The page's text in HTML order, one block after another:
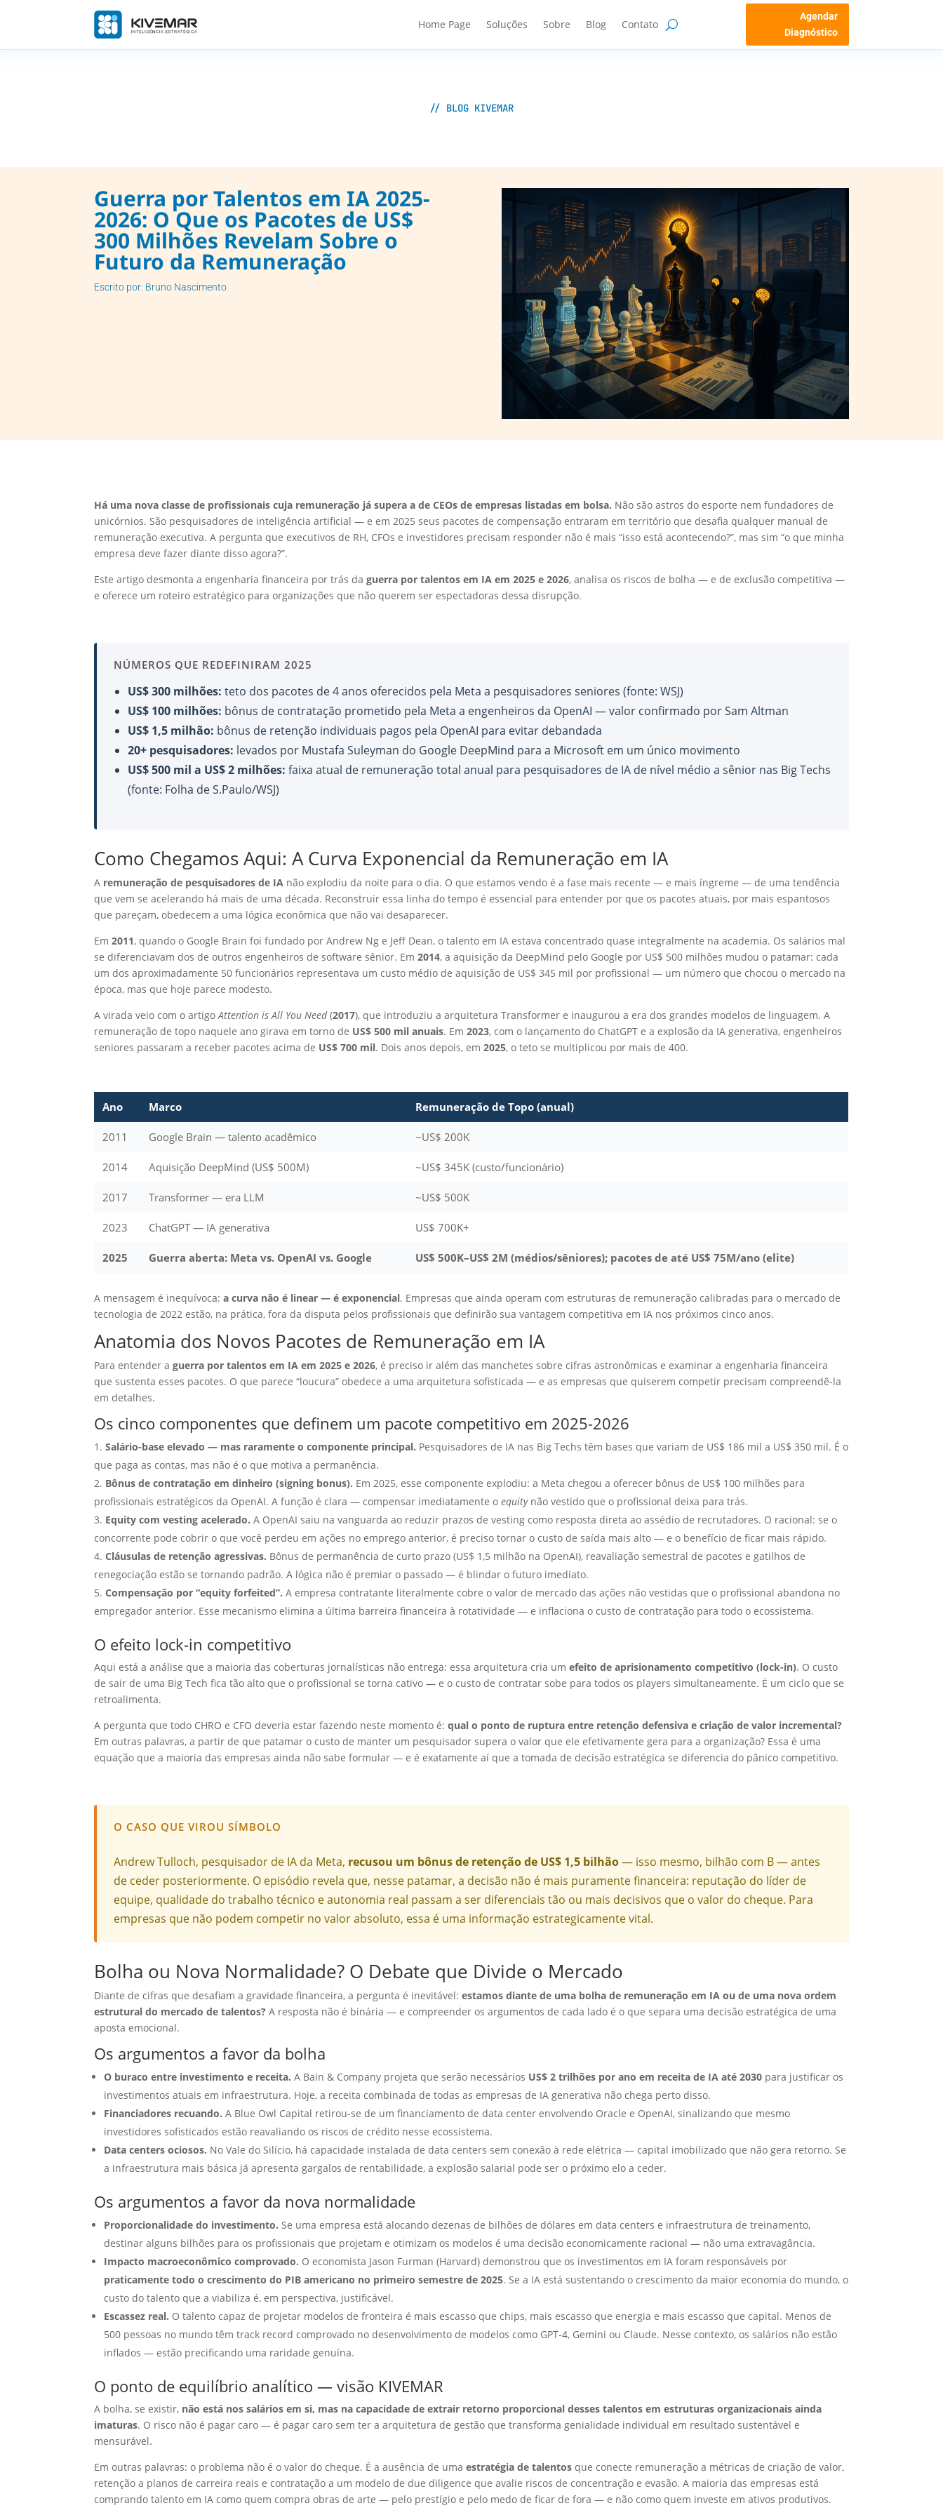
Home Page Soluções Sobre Blog Contato
Agendar
Diagnóstico
// BLOG KIVEMAR
Guerra por Talentos em IA 2025-
2026: O Que os Pacotes de US$
300 Milhões Revelam Sobre o
Futuro da Remuneração
Escrito por: Bruno Nascimento
Há uma nova classe de profissionais cuja remuneração já supera a de CEOs de empresas listadas em bolsa. Não são astros do esporte nem fundadores de
unicórnios. São pesquisadores de inteligência artificial — e em 2025 seus pacotes de compensação entraram em território que desafia qualquer manual de
remuneração executiva. A pergunta que executivos de RH, CFOs e investidores precisam responder não é mais “isso está acontecendo?”, mas sim “o que minha
empresa deve fazer diante disso agora?”.
Este artigo desmonta a engenharia financeira por trás daguerra por talentos em IA em 2025 e 2026, analisa os riscos de bolha — e de exclusão competitiva —
e oferece um roteiro estratégico para organizações que não querem ser espectadoras dessa disrupção.
NÚMEROS QUE REDEFINIRAM 2025
US$ 300 milhões: teto dos pacotes de 4 anos oferecidos pela Meta a pesquisadores seniores (fonte: WSJ)
US$ 100 milhões: bônus de contratação prometido pela Meta a engenheiros da OpenAI — valor confirmado por Sam Altman
US$ 1,5 milhão: bônus de retenção individuais pagos pela OpenAI para evitar debandada
20+ pesquisadores: levados por Mustafa Suleyman do Google DeepMind para a Microsoft em um único movimento
US$ 500 mil a US$ 2 milhões: faixa atual de remuneração total anual para pesquisadores de IA de nível médio a sênior nas Big Techs
(fonte: Folha de S.Paulo/WSJ)
Como Chegamos Aqui: A Curva Exponencial da Remuneração em IA
A remuneração de pesquisadores de IA não explodiu da noite para o dia. O que estamos vendo é a fase mais recente — e mais íngreme — de uma tendência
que vem se acelerando há mais de uma década. Reconstruir essa linha do tempo é essencial para entender por que os pacotes atuais, por mais espantosos
que pareçam, obedecem a uma lógica econômica que não vai desaparecer.
Em2011, quando o Google Brain foi fundado por Andrew Ng e Jeff Dean, o talento em IA estava concentrado quase integralmente na academia. Os salários mal
se diferenciavam dos de outros engenheiros de software sênior. Em2014, a aquisição da DeepMind pelo Google por US$ 500 milhões mudou o patamar: cada
um dos aproximadamente 50 funcionários representava um custo médio de aquisição de US$ 345 mil por profissional — um número que chocou o mercado na
época, mas que hoje parece modesto.
A virada veio com o artigoAttention is All You Need(2017), que introduziu a arquitetura Transformer e inaugurou a era dos grandes modelos de linguagem. A
remuneração de topo naquele ano girava em torno de US$ 500 mil anuais. Em2023, com o lançamento do ChatGPT e a explosão da IA generativa, engenheiros
seniores passaram a receber pacotes acima de US$ 700 mil. Dois anos depois, em2025, o teto se multiplicou por mais de 400.
Ano Marco Remuneração de Topo (anual)
2011 Google Brain — talento acadêmico ~US$ 200K
2014 Aquisição DeepMind (US$ 500M) ~US$ 345K (custo/funcionário)
2017 Transformer — era LLM ~US$ 500K
2023 ChatGPT — IA generativa US$ 700K+
2025 Guerra aberta: Meta vs. OpenAI vs. Google US$ 500K–US$ 2M (médios/sêniores); pacotes de até US$ 75M/ano (elite)
A mensagem é inequívoca:a curva não é linear — é exponencial. Empresas que ainda operam com estruturas de remuneração calibradas para o mercado de
tecnologia de 2022 estão, na prática, fora da disputa pelos profissionais que definirão sua vantagem competitiva em IA nos próximos cinco anos.
Anatomia dos Novos Pacotes de Remuneração em IA
Para entender aguerra por talentos em IA em 2025 e 2026, é preciso ir além das manchetes sobre cifras astronômicas e examinar a engenharia financeira
que sustenta esses pacotes. O que parece “loucura” obedece a uma arquitetura sofisticada — e as empresas que quiserem competir precisam compreendê-la
em detalhes.
Os cinco componentes que definem um pacote competitivo em 2025-2026
Salário-base elevado — mas raramente o componente principal. Pesquisadores de IA nas Big Techs têm bases que variam de US$ 186 mil a US$ 350 mil. É o
que paga as contas, mas não é o que motiva a permanência.
Bônus de contratação em dinheiro (signing bonus). Em 2025, esse componente explodiu: a Meta chegou a oferecer bônus de US$ 100 milhões para
profissionais estratégicos da OpenAI. A função é clara — compensar imediatamente oequitynão vestido que o profissional deixa para trás.
Equity com vesting acelerado. A OpenAI saiu na vanguarda ao reduzir prazos de vesting como resposta direta ao assédio de recrutadores. O racional: se o
concorrente pode cobrir o que você perdeu em ações no emprego anterior, é preciso tornar o custo de saída mais alto — e o benefício de ficar mais rápido.
Cláusulas de retenção agressivas. Bônus de permanência de curto prazo (US$ 1,5 milhão na OpenAI), reavaliação semestral de pacotes e gatilhos de
renegociação estão se tornando padrão. A lógica não é premiar o passado — é blindar o futuro imediato.
Compensação por “equity forfeited”. A empresa contratante literalmente cobre o valor de mercado das ações não vestidas que o profissional abandona no
empregador anterior. Esse mecanismo elimina a última barreira financeira à rotatividade — e inflaciona o custo de contratação para todo o ecossistema.
O efeito lock-in competitivo
Aqui está a análise que a maioria das coberturas jornalísticas não entrega: essa arquitetura cria umefeito de aprisionamento competitivo (lock-in). O custo
de sair de uma Big Tech fica tão alto que o profissional se torna cativo — e o custo de contratar sobe para todos os players simultaneamente. É um ciclo que se
retroalimenta.
A pergunta que todo CHRO e CFO deveria estar fazendo neste momento é:qual o ponto de ruptura entre retenção defensiva e criação de valor incremental?
Em outras palavras, a partir de que patamar o custo de manter um pesquisador supera o valor que ele efetivamente gera para a organização? Essa é uma
equação que a maioria das empresas ainda não sabe formular — e é exatamente aí que a tomada de decisão estratégica se diferencia do pânico competitivo.
O CASO QUE VIROU SÍMBOLO
Andrew Tulloch, pesquisador de IA da Meta, recusou um bônus de retenção de US$ 1,5 bilhão— isso mesmo, bilhão com B — antes
de ceder posteriormente. O episódio revela que, nesse patamar, a decisão não é mais puramente financeira: reputação do líder de
equipe, qualidade do trabalho técnico e autonomia real passam a ser diferenciais tão ou mais decisivos que o valor do cheque. Para
empresas que não podem competir no valor absoluto, essa é uma informação estrategicamente vital.
Bolha ou Nova Normalidade? O Debate que Divide o Mercado
Diante de cifras que desafiam a gravidade financeira, a pergunta é inevitável:estamos diante de uma bolha de remuneração em IA ou de uma nova ordem
estrutural do mercado de talentos? A resposta não é binária — e compreender os argumentos de cada lado é o que separa uma decisão estratégica de uma
aposta emocional.
Os argumentos a favor da bolha
O buraco entre investimento e receita. A Bain & Company projeta que serão necessários US$ 2 trilhões por ano em receita de IA até 2030 para justificar os
investimentos atuais em infraestrutura. Hoje, a receita combinada de todas as empresas de IA generativa não chega perto disso.
Financiadores recuando. A Blue Owl Capital retirou-se de um financiamento de data center envolvendo Oracle e OpenAI, sinalizando que mesmo
investidores sofisticados estão reavaliando os riscos de crédito nesse ecossistema.
Data centers ociosos. No Vale do Silício, há capacidade instalada de data centers sem conexão à rede elétrica — capital imobilizado que não gera retorno. Se
a infraestrutura mais básica já apresenta gargalos de rentabilidade, a explosão salarial pode ser o próximo elo a ceder.
Os argumentos a favor da nova normalidade
Proporcionalidade do investimento. Se uma empresa está alocando dezenas de bilhões de dólares em data centers e infraestrutura de treinamento,
destinar alguns bilhões para os profissionais que projetam e otimizam os modelos é uma decisão economicamente racional — não uma extravagância.
Impacto macroeconômico comprovado. O economista Jason Furman (Harvard) demonstrou que os investimentos em IA foram responsáveis por
praticamente todo o crescimento do PIB americano no primeiro semestre de 2025. Se a IA está sustentando o crescimento da maior economia do mundo, o
custo do talento que a viabiliza é, em perspectiva, justificável.
Escassez real. O talento capaz de projetar modelos de fronteira é mais escasso que chips, mais escasso que energia e mais escasso que capital. Menos de
500 pessoas no mundo têm track record comprovado no desenvolvimento de modelos como GPT-4, Gemini ou Claude. Nesse contexto, os salários não estão
inflados — estão precificando uma raridade genuína.
O ponto de equilíbrio analítico — visão KIVEMAR
A bolha, se existir, não está nos salários em si, mas na capacidade de extrair retorno proporcional desses talentos em estruturas organizacionais ainda
imaturas. O risco não é pagar caro — é pagar caro sem ter a arquitetura de gestão que transforma genialidade individual em resultado sustentável e
mensurável.
Em outras palavras: o problema não é o valor do cheque. É a ausência de umaestratégia de talentos que conecte remuneração a métricas de criação de valor,
retenção a planos de carreira reais e contratação a um modelo de due diligence que avalie riscos de concentração e evasão. A maioria das empresas está
comprando talento em IA como quem compra obras de arte — pelo prestígio e pelo medo de ficar de fora — e não como quem investe em ativos produtivos.